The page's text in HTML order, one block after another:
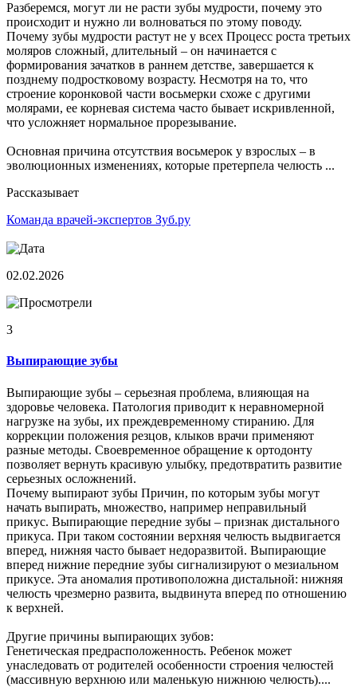
Разберемся, могут ли не расти зубы мудрости, почему это
происходит и нужно ли волноваться по этому поводу.
Почему зубы мудрости растут не у всех Процесс роста третьих
моляров сложный, длительный – он начинается с
формирования зачатков в раннем детстве, завершается к
позднему подростковому возрасту. Несмотря на то, что
строение коронковой части восьмерки схоже с другими
молярами, ее корневая система часто бывает искривленной,
что усложняет нормальное прорезывание.
Основная причина отсутствия восьмерок у взрослых – в
эволюционных изменениях, которые претерпела челюсть ...
Рассказывает
Команда врачей-экспертов Зуб.ру
02.02.2026
3
Выпирающие зубы
Выпирающие зубы – серьезная проблема, влияющая на
здоровье человека. Патология приводит к неравномерной
нагрузке на зубы, их преждевременному стиранию. Для
коррекции положения резцов, клыков врачи применяют
разные методы. Своевременное обращение к ортодонту
позволяет вернуть красивую улыбку, предотвратить развитие
серьезных осложнений.
Почему выпирают зубы Причин, по которым зубы могут
начать выпирать, множество, например неправильный
прикус. Выпирающие передние зубы – признак дистального
прикуса. При таком состоянии верхняя челюсть выдвигается
вперед, нижняя часто бывает недоразвитой. Выпирающие
вперед нижние передние зубы сигнализируют о мезиальном
прикусе. Эта аномалия противоположна дистальной: нижняя
челюсть чрезмерно развита, выдвинута вперед по отношению
к верхней.
Другие причины выпирающих зубов:
Генетическая предрасположенность. Ребенок может
унаследовать от родителей особенности строения челюстей
(массивную верхнюю или маленькую нижнюю челюсть)....